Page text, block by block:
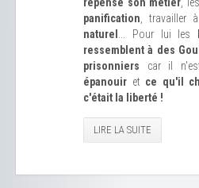
panification , travailler
naturel
... Pour lui les
ressemblent à des
prisonniers car il
épanouir et ce qu'il
c'était la liberté !
LIRE LA SUITE